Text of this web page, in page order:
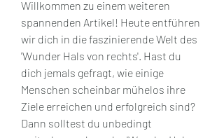
Willkommen zu einem weiteren
spannenden Artikel! Heute entführen
wir dich in die faszinierende Welt des
'Wunder Hals von rechts'. Hast du
dich jemals gefragt, wie einige
Menschen scheinbar mühelos ihre
Ziele erreichen und erfolgreich sind?
Dann solltest du unbedingt